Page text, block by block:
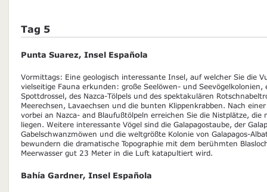
Tag 5
Punta Suarez, Insel Española
Vormittags: Eine geologisch interessante Insel, auf welcher Sie die
vielseitige Fauna erkunden: große Seelöwen- und Seevögelkolonien,
Spottdrossel, des Nazca-Tölpels und des spektakulären
Meerechsen, Lavaechsen und die bunten Klippenkrabben. Nach
vorbei an Nazca- and Blaufußtölpeln erreichen Sie die Nistplätze,
liegen. Weitere interessante Vögel sind die Galapagostaube, der
Gabelschwanzmöwen und die weltgrößte Kolonie von Galapagos-
bewundern die dramatische Topographie mit dem berühmten
Meerwasser gut 23 Meter in die Luft katapultiert wird.
Bahía Gardner, Insel Española